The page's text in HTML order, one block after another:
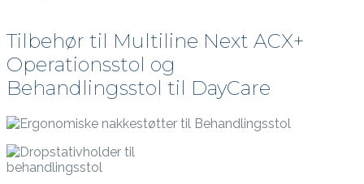
Tilbehør til Multiline Next ACX+
Operationsstol og
Behandlingsstol til DayCare